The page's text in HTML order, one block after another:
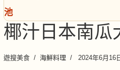
池
椰汁日本南瓜
遊搜美食 海鮮料理 2024年6月16